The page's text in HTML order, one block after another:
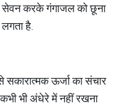
सेवन करके गंगाजल को छूना
लगता है.
सकारात्मक ऊर्जा का संचार
भी अंधेरे में नहीं रखना